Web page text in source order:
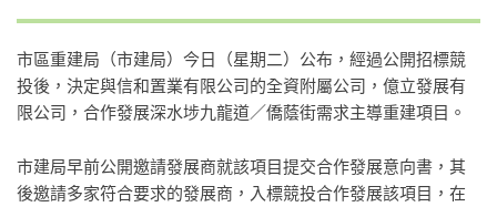
市區重建局（市建局）今日（星期二）公布，經過公開招標競
投後，決定與信和置業有限公司的全資附屬公司，億立發展有
限公司，合作發展深水埗九龍道／僑蔭街需求主導重建項目。
市建局早前公開邀請發展商就該項目提交合作發展意向書，其
後邀請多家符合要求的發展商，入標競投合作發展該項目，在